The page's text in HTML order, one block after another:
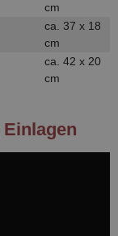
cm
ca. 37 x 18
cm
ca. 42 x 20
cm